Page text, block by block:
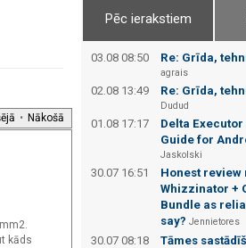
• Nākošā
kāds
Pēc ierakstiem
03.08 08:50 Re: Grīda,
agrais
02.08 13:49 Re: Grīda,
Dudud
01.08 17:17
Delta Executor
Guide for
Jaskolski
30.07 16:51
Honest review
Whizzinator +
Bundle as
say? Jennietores
30.07 08:18 Tāmes